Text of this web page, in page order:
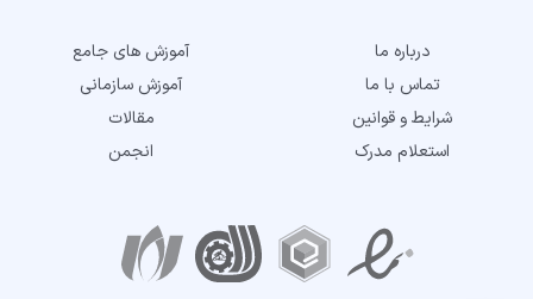
درباره ما
تماس با ما
شرایط و قوانین
استعلام مدرک
آموزش های جامع
آموزش سازمانی
مقالات
انجمن
نمادهای اعتماد